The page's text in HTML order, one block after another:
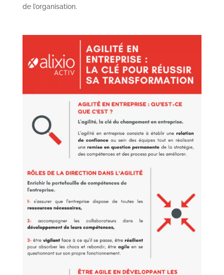
de l’organisation.